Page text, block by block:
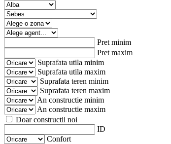
Pret minim
Pret maxim
Suprafata utila minim
Suprafata utila maxim
Suprafata teren minim
Suprafata teren maxim
An constructie minim
An constructie maxim
Doar constructii noi
ID
Confort